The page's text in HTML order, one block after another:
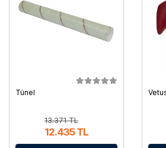
Tünel
13.371 TL
12.435 TL